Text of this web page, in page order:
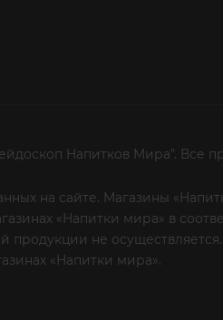
Напитков Мира". Все
на сайте. Магазины
«Напитки мира» в
не
«Напитки мира».